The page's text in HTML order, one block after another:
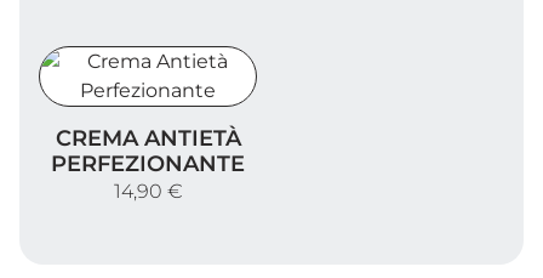
CREMA ANTIETÀ
PERFEZIONANTE
14,90 €